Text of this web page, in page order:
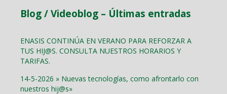
Blog / Videoblog – Últimas entradas
ENASIS CONTINÚA EN VERANO PARA REFORZAR A
TUS HIJ@S. CONSULTA NUESTROS HORARIOS Y
TARIFAS.
14-5-2026 » Nuevas tecnologías, como afrontarlo con
nuestros hij@s»